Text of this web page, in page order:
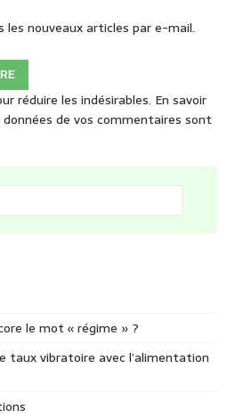
les nouveaux articles par e-mail.
réduire les indésirables. En savoir
de vos commentaires sont
le mot « régime » ?
vibratoire avec l’alimentation